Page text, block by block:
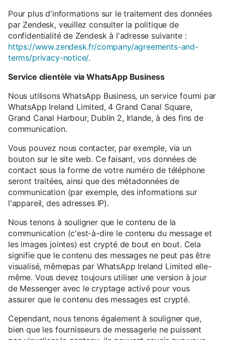
Pour plus d'informations sur le traitement des données
par Zendesk, veuillez consulter la politique de
confidentialité de Zendesk à l'adresse suivante :
https://www.zendesk.fr/company/agreements-and-
terms/privacy-notice/.
Service clientèle via WhatsApp Business
Nous utilisons WhatsApp Business, un service fourni par
WhatsApp Ireland Limited, 4 Grand Canal Square,
Grand Canal Harbour, Dublin 2, Irlande, à des fins de
communication.
Vous pouvez nous contacter, par exemple, via un
bouton sur le site web. Ce faisant, vos données de
contact sous la forme de votre numéro de téléphone
seront traitées, ainsi que des métadonnées de
communication (par exemple, des informations sur
l'appareil, des adresses IP).
Nous tenons à souligner que le contenu de la
communication (c'est-à-dire le contenu du message et
les images jointes) est crypté de bout en bout. Cela
signifie que le contenu des messages ne peut pas être
visualisé, mêmepas par WhatsApp Ireland Limited elle-
même. Vous devez toujours utiliser une version à jour
de Messenger avec le cryptage activé pour vous
assurer que le contenu des messages est crypté.
Cependant, nous tenons également à souligner que,
bien que les fournisseurs de messagerie ne puissent